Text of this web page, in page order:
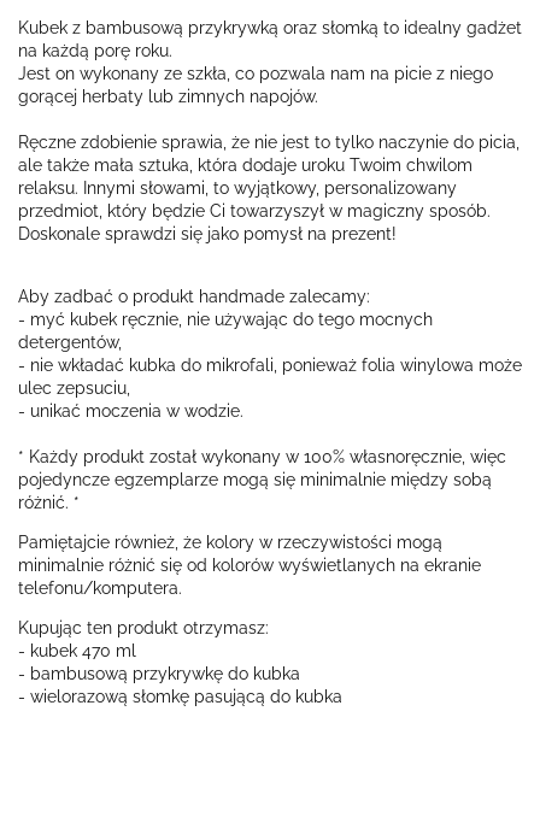
Kubek z bambusową przykrywką oraz słomką to idealny gadżet
na każdą porę roku.
Jest on wykonany ze szkła, co pozwala nam na picie z niego
gorącej herbaty lub zimnych napojów.
Ręczne zdobienie sprawia, że nie jest to tylko naczynie do picia,
ale także mała sztuka, która dodaje uroku Twoim chwilom
relaksu. Innymi słowami, to wyjątkowy, personalizowany
przedmiot, który będzie Ci towarzyszył w magiczny sposób.
Doskonale sprawdzi się jako pomysł na prezent!
Aby zadbać o produkt handmade zalecamy:
- myć kubek ręcznie, nie używając do tego mocnych
detergentów,
- nie wkładać kubka do mikrofali, ponieważ folia winylowa może
ulec zepsuciu,
- unikać moczenia w wodzie.
* Każdy produkt został wykonany w 100% własnoręcznie, więc
pojedyncze egzemplarze mogą się minimalnie między sobą
różnić. *
Pamiętajcie również, że kolory w rzeczywistości mogą
minimalnie różnić się od kolorów wyświetlanych na ekranie
telefonu/komputera.
Kupując ten produkt otrzymasz:
- kubek 470 ml
- bambusową przykrywkę do kubka
- wielorazową słomkę pasującą do kubka